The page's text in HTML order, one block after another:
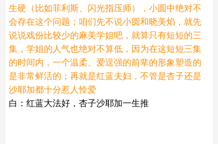
生硬（比如菲利斯、闪光指压师），小圆中绝对不
会存在这个问题；咱们先不说小圆和晓美焰，就先
说说戏份比较少的麻美学姐吧，就算只有短短的三
集，学姐的人气也绝对不算低，因为在这短短三集
的时间内，一个温柔、爱逞强的前辈的形象塑造的
是非常鲜活的；再就是红蓝夫妇，不管是杏子还是
沙耶加都十分惹人怜爱
白：红蓝大法好，杏子沙耶加一生推